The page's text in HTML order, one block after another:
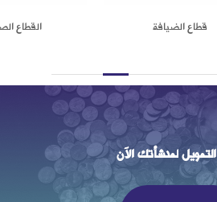
قطاع الضيافة القطاع
التمويللمنشأتكالآن